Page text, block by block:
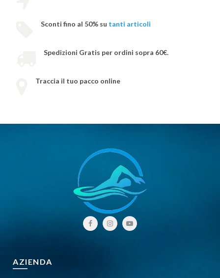
Sconti fino al 50% su tanti articoli
Spedizioni Gratis per ordini sopra 60€.
Traccia il tuo pacco online
AZIENDA